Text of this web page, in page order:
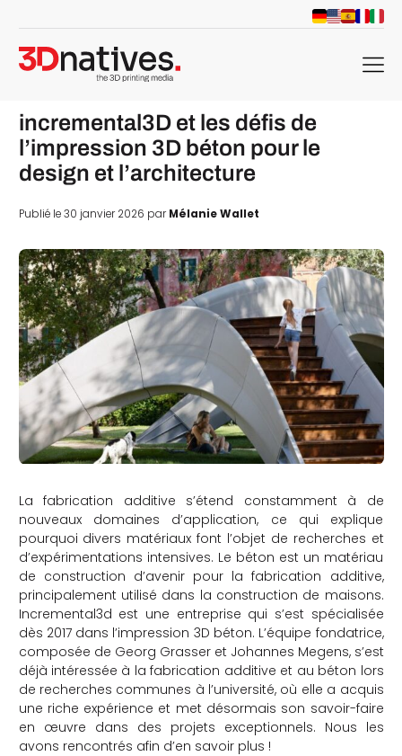
menu
incremental3D et les défis de
l’impression 3D béton pour le
design et l’architecture
Publié le 30 janvier 2026 parMélanie Wallet
La fabrication additive s’étend constamment à de
nouveaux domaines d’application, ce qui explique
pourquoi divers matériaux font l’objet de recherches et
d’expérimentations intensives. Le béton est un matériau
de construction d’avenir pour la fabrication additive,
principalement utilisé dans la construction de maisons.
Incremental3d est une entreprise qui s’est spécialisée
dès 2017 dans l’impression 3D béton. L’équipe fondatrice,
composée de Georg Grasser et Johannes Megens, s’est
déjà intéressée à la fabrication additive et au béton lors
de recherches communes à l’université, où elle a acquis
une riche expérience et met désormais son savoir-faire
en œuvre dans des projets exceptionnels. Nous les
avons rencontrés afin d’en savoir plus !